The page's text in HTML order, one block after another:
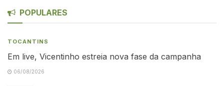
POPULARES
TOCANTINS
Em live, Vicentinho estreia nova fase da campanha
06/08/2026